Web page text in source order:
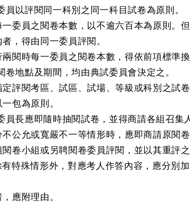
評閱同一科別之同一科目試卷為原則。
委員之閱卷本數，以不逾六百本為原則。
，得由同一委員評閱。
閱時每一委員之閱卷本數，得依前項標準換
點及期間，均由典試委員會決定之。
評閱考區、試區、試場、等級或科別之試卷
包為原則。
應即隨時抽閱試卷，並得商請各組召集
公允或寬嚴不一等情形時，應即商請原閱
卷小組或另聘閱卷委員評閱，並以其重評
特殊情形外，對應考人作答內容，應分別
應附理由。